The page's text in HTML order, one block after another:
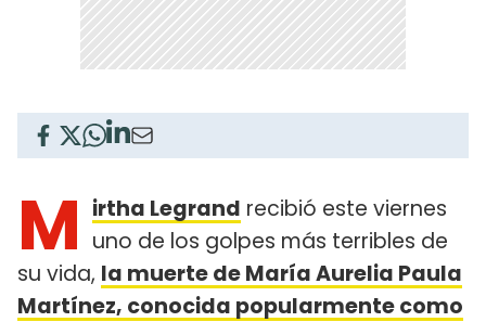
M irtha Legrand recibió este viernes
uno de los golpes más terribles de
su vida, la muerte de María Aurelia Paula
Martínez, conocida popularmente como